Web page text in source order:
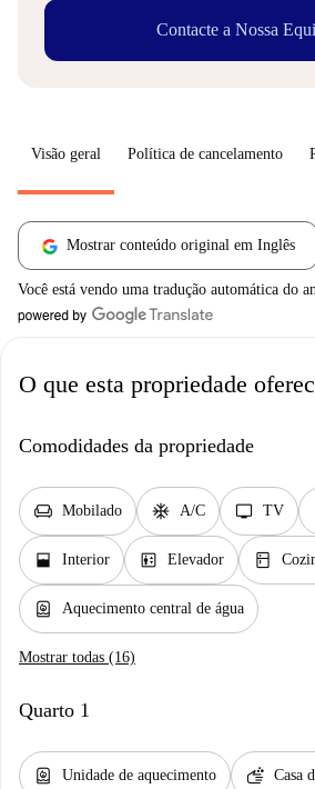
Contacte a Nossa
Visão geral Política de cancelamento
Mostrar conteúdo original em Inglês
Você está vendo uma tradução automática do
O que esta propriedade
Comodidades da propriedade
chair Mobilado ac_unit A/C tv TV
window_open Interior elevator Elevador kitchen
water_heater Aquecimento central de água
Mostrar todas (16)
Quarto 1
water_heater Unidade de aquecimento soap Casa